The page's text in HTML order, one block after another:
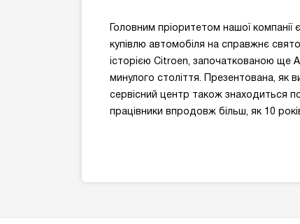
Головним пріоритетом нашої
купівлю автомобіля на справжнє
історією Citroen, започаткованою ще
минулого століття. Презентована, як
сервісний центр також знаходиться
працівники впродовж більш, як 10